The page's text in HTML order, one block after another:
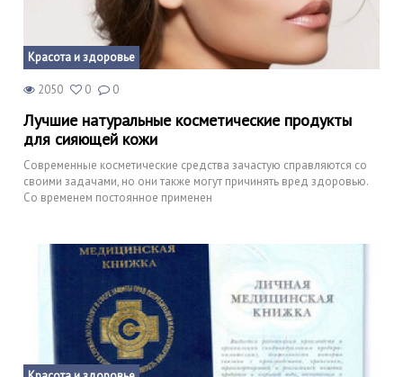
Красота и здоровье
2050 0 0
Лучшие натуральные косметические продукты
для сияющей кожи
Современные косметические средства зачастую справляются со
своими задачами, но они также могут причинять вред здоровью.
Со временем постоянное применен